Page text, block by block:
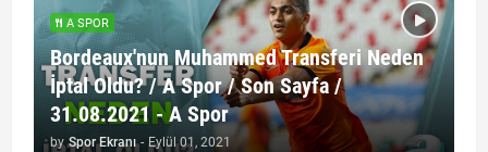
A SPOR
Bordeaux'nun Muhammed Transferi Neden
İptal Oldu? / A Spor / Son Sayfa /
31.08.2021 - A Spor
by Spor Ekranı - Eylül 01, 2021